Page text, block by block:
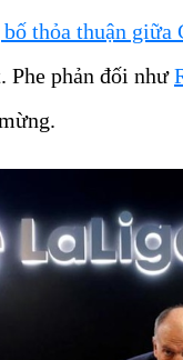
bố thỏa thuận giữa
Phe phản đối như